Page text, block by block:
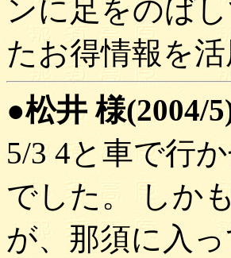
ンに足をのば
たお得情報を
●松井 様(2004/
5/3 4と車で行
でした。 しか
が、那須に入